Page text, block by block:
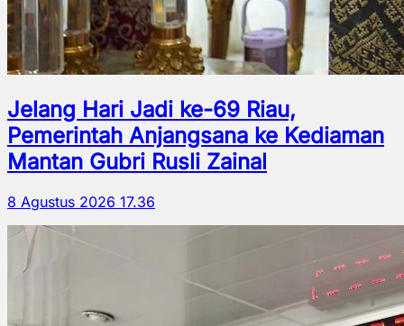
Jelang Hari Jadi ke-69 Riau,
Pemerintah Anjangsana ke Kediaman
Mantan Gubri Rusli Zainal
8 Agustus 2026 17.36